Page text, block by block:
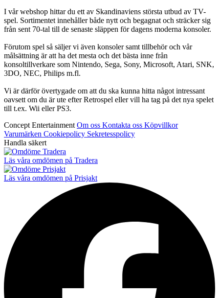
I vår webshop hittar du ett av Skandinaviens största utbud av TV-
spel. Sortimentet innehåller både nytt och begagnat och sträcker sig
från sent 70-tal till de senaste släppen för dagens moderna konsoler.
Förutom spel så säljer vi även konsoler samt tillbehör och vår
målsättning är att ha det mesta och det bästa inne från
konsoltillverkare som Nintendo, Sega, Sony, Microsoft, Atari, SNK,
3DO, NEC, Philips m.fl.
Vi är därför övertygade om att du ska kunna hitta något intressant
oavsett om du är ute efter Retrospel eller vill ha tag på det nya spelet
till t.ex. Wii eller PS3.
Concept Entertainment Om oss Kontakta oss Köpvillkor
Varumärken Cookiepolicy Sekretesspolicy
Handla säkert
Läs våra omdömen på Tradera
Läs våra omdömen på Prisjakt